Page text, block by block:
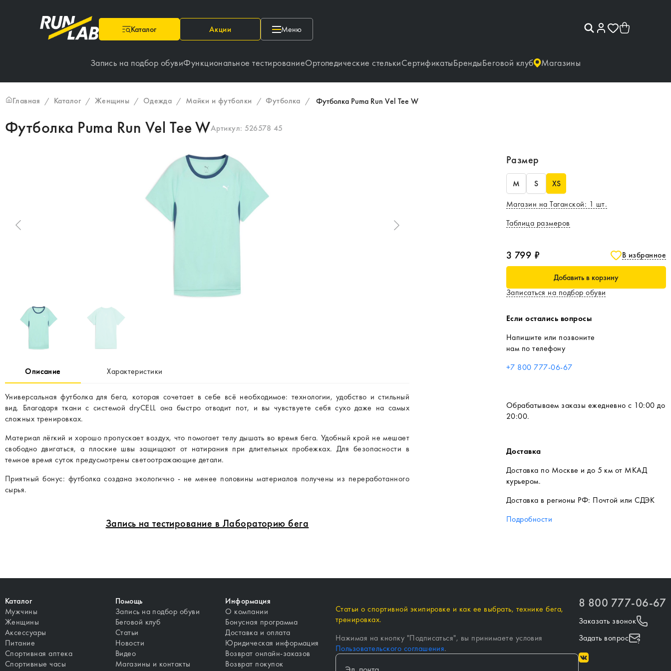
Каталог Акции Меню
Запись на подбор обувиФункциональное тестированиеОртопедические стелькиСертификатыБрендыБеговой клуб Магазины
Главная / Каталог / Женщины / Одежда / Майки и футболки / Футболка / Футболка Puma Run Vel Tee W
Футболка Puma Run Vel Tee WАртикул:526578 45
Описание Характеристики
Универсальная футболка для бега, которая сочетает в себе всё необходимое: технологии, удобство и стильный
вид. Благодаря ткани с системой dryCELL она быстро отводит пот, и вы чувствуете себя сухо даже на самых
сложных тренировках.
Материал лёгкий и хорошо пропускает воздух, что помогает телу дышать во время бега. Удобный крой не мешает
свободно двигаться, а плоские швы защищают от натирания при длительных пробежках. Для безопасности в
темное время суток предусмотрены светоотражающие детали.
Приятный бонус: футболка создана экологично - не менее половины материалов получены из переработанного
сырья.
Запись на тестирование в Лабораторию бега
Размер
M S
XS
Магазин на Таганской: 1 шт.
Таблица размеров
3 799 ₽ В избранное
Добавить в корзину
Записаться на подбор обуви
Если остались вопросы
Напишите или позвоните
нам по телефону
+7 800 777-06-67
Обрабатываем заказы ежедневно с 10:00 до
20:00.
Доставка
Доставка по Москве и до 5 км от МКАД
курьером.
Доставка в регионы РФ: Почтой или СДЭК
Подробности
Каталог
Мужчины
Женщины
Аксессуары
Питание
Спортивная аптека
Спортивные часы
Помощь
Запись на подбор обуви
Беговой клуб
Статьи
Новости
Видео
Магазины и контакты
Информация
О компании
Бонусная программа
Доставка и оплата
Юридическая информация
Возврат онлайн-заказов
Возврат покупок
Статьи о спортивной экипировке и как ее выбрать, технике бега,
тренировках.
Нажимая на кнопку "Подписаться", вы принимаете условия
Пользовательского соглашения.
8 800 777-06-67
Заказать звонок
Задать вопрос